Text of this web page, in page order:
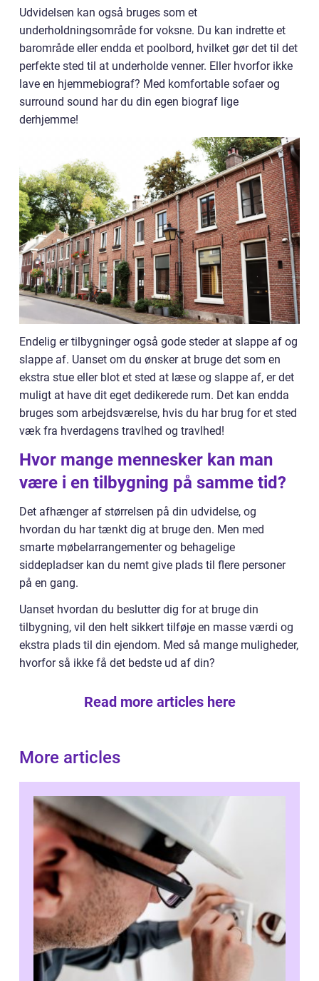
Udvidelsen kan også bruges som et
underholdningsområde for voksne. Du kan indrette et
barområde eller endda et poolbord, hvilket gør det til det
perfekte sted til at underholde venner. Eller hvorfor ikke
lave en hjemmebiograf? Med komfortable sofaer og
surround sound har du din egen biograf lige
derhjemme!
Endelig er tilbygninger også gode steder at slappe af og
slappe af. Uanset om du ønsker at bruge det som en
ekstra stue eller blot et sted at læse og slappe af, er det
muligt at have dit eget dedikerede rum. Det kan endda
bruges som arbejdsværelse, hvis du har brug for et sted
væk fra hverdagens travlhed og travlhed!
Hvor mange mennesker kan man
være i en tilbygning på samme tid?
Det afhænger af størrelsen på din udvidelse, og
hvordan du har tænkt dig at bruge den. Men med
smarte møbelarrangementer og behagelige
siddepladser kan du nemt give plads til flere personer
på en gang.
Uanset hvordan du beslutter dig for at bruge din
tilbygning, vil den helt sikkert tilføje en masse værdi og
ekstra plads til din ejendom. Med så mange muligheder,
hvorfor så ikke få det bedste ud af din?
Read more articles here
More articles